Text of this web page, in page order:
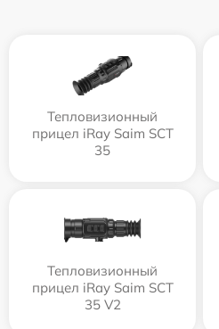
Тепловизионный
прицел iRay Saim SCT
35
Тепловизионный
прицел iRay Saim SCT
35 V2